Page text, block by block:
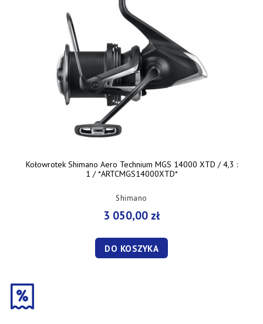
Kołowrotek Shimano Aero Technium MGS 14000 XTD / 4,3 :
1 / *ARTCMGS14000XTD*
Shimano
3 050,00 zł
DO KOSZYKA